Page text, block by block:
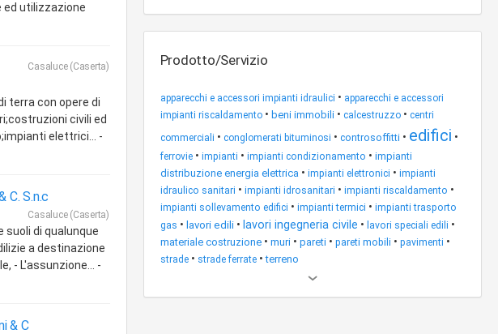
ed utilizzazione
Casaluce (Caserta)
terra con opere di
civili ed
elettrici... -
C. S.n.c
Casaluce (Caserta)
suoli di qualunque
a destinazione
- L'assunzione... -
& C
Prodotto/Servizio
apparecchi e accessori impianti idraulici • apparecchi e accessori
impianti riscaldamento • beni immobili • calcestruzzo • centri
commerciali • conglomerati bituminosi • controsoffitti • edifici •
ferrovie • impianti • impianti condizionamento • impianti
distribuzione energia elettrica • impianti elettronici • impianti
idraulico sanitari • impianti idrosanitari • impianti riscaldamento •
impianti sollevamento edifici • impianti termici • impianti trasporto
gas • lavori edili • lavori ingegneria civile • lavori speciali edili •
materiale costruzione • muri • pareti • pareti mobili • pavimenti •
strade • strade ferrate •terreno